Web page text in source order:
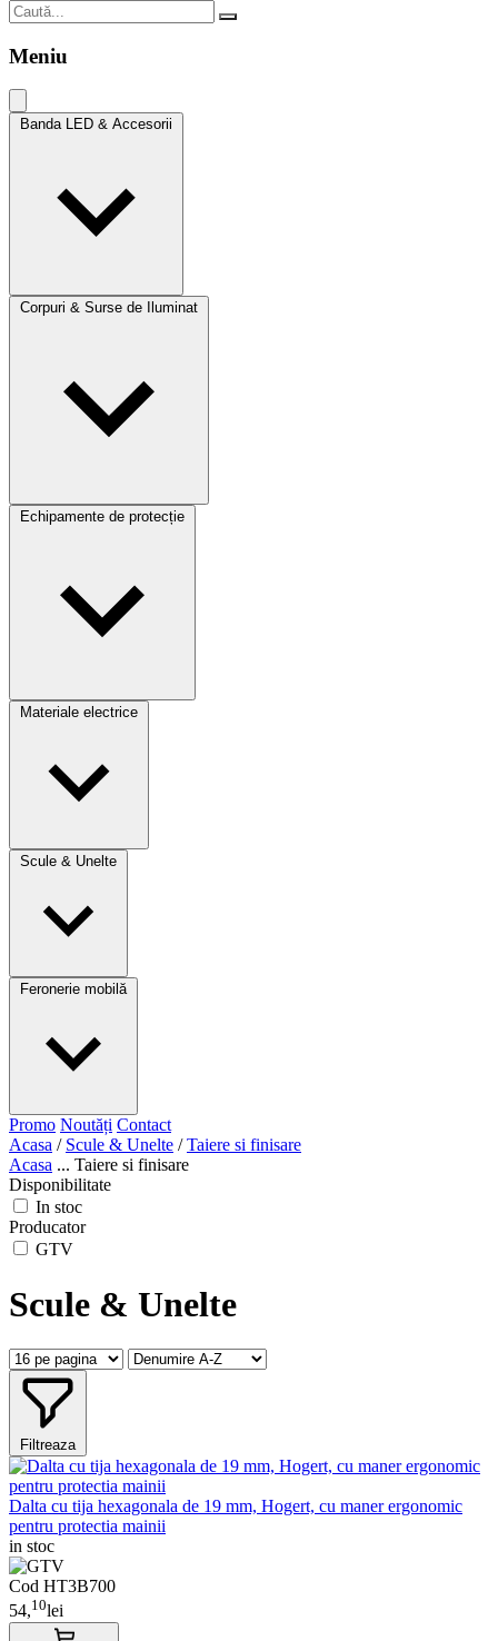
Meniu
Banda LED & Accesorii
Corpuri & Surse de Iluminat
Echipamente de protecție
Materiale electrice
Scule & Unelte
Feronerie mobilă
Promo Noutăți Contact
Acasa / Scule & Unelte / Taiere si finisare
Acasa ... Taiere si finisare
Disponibilitate
In stoc
Producator
GTV
Scule & Unelte
Filtreaza
Dalta cu tija hexagonala de 19 mm, Hogert, cu maner ergonomic
pentru protectia mainii
in stoc
Cod HT3B700
54,10lei